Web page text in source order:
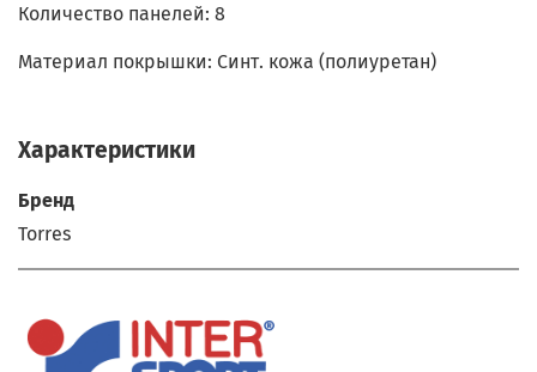
Количество панелей: 8
Материал покрышки: Синт. кожа (полиуретан)
Характеристики
Бренд
Torres